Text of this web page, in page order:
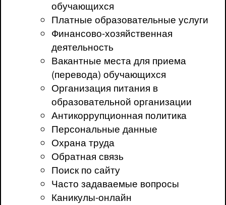
обучающихся
Платные образовательные услуги
Финансово-хозяйственная
деятельность
Вакантные места для приема
(перевода) обучающихся
Организация питания в
образовательной организации
Антикоррупционная политика
Персональные данные
Охрана труда
Обратная связь
Поиск по сайту
Часто задаваемые вопросы
Каникулы-онлайн